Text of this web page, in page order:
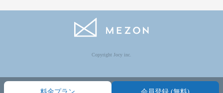
Copyright Jocy inc.